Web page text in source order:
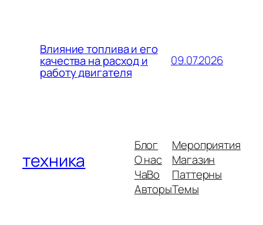
Влияние топлива и его
качества на расход и
работу двигателя
09.07.2026
техника
Блог
О нас
ЧаВо
Авторы
Мероприятия
Магазин
Паттерны
Темы